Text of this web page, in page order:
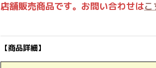
店舗販売商品です。お問い合わせはこ
【商品詳細】